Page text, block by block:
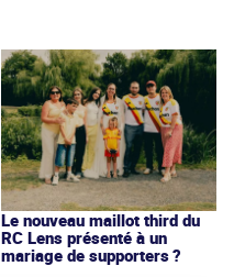
Le nouveau maillot third du
RC Lens présenté à un
mariage de supporters ?